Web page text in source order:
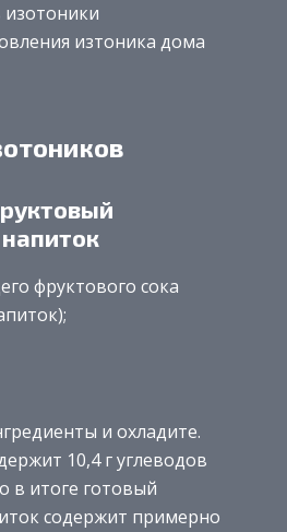
изтоника дома
фруктового сока
и охладите.
10,4 г углеводов
в итоге готовый
содержит примерно